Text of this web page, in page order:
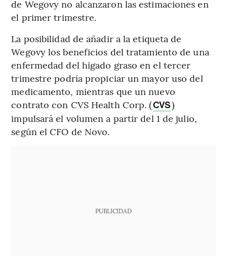
de Wegovy no alcanzaron las estimaciones en
el primer trimestre.
La posibilidad de añadir a la etiqueta de
Wegovy los beneficios del tratamiento de una
enfermedad del hígado graso en el tercer
trimestre podría propiciar un mayor uso del
medicamento, mientras que un nuevo
contrato con CVS Health Corp. (CVS)
impulsará el volumen a partir del 1 de julio,
según el CFO de Novo.
PUBLICIDAD